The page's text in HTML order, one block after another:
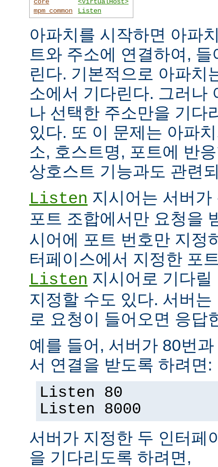
mpm_common
Listen
아파치를 시작하면 아파
트와 주소에 연결하여,
린다. 기본적으로 아파치
소에서 기다린다. 그러나
나 선택한 주소만을 기다
있다. 또 이 문제는 아파
소, 호스트명, 포트에 반
상호스트 기능과도 관련
Listen 지시어는 서버
포트 조합에서만 요청을
시어에 포트 번호만 지정
터페이스에서 지정한 포
Listen 지시어로 기다
지정할 수도 있다. 서버
로 요청이 들어오면 응답
예를 들어, 서버가 80번
서 연결을 받도록 하려면:
Listen 80
Listen 8000
서버가 지정한 두 인터페
을 기다리도록 하려면,